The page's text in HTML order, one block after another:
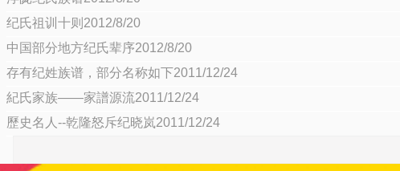
纪氏祖训十则2012/8/20
中国部分地方纪氏辈序2012/8/20
存有纪姓族谱，部分名称如下2011/12/24
紀氏家族——家譜源流2011/12/24
歷史名人--乾隆怒斥纪晓岚2011/12/24